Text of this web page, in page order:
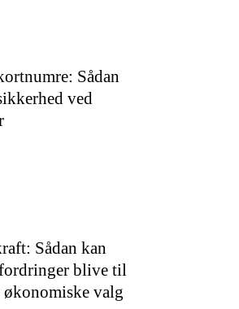
Sådan
ved
Sådan kan
blive til
valg